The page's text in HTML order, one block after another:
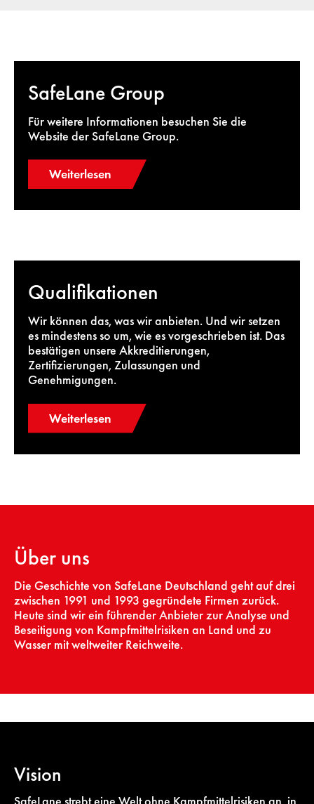
SafeLane Group
Für weitere Informationen besuchen Sie die
Website der SafeLane Group.
Weiterlesen
Qualifikationen
Wir können das, was wir anbieten. Und wir setzen
es mindestens so um, wie es vorgeschrieben ist. Das
bestätigen unsere Akkreditierungen,
Zertifizierungen, Zulassungen und
Genehmigungen.
Weiterlesen
Über uns
Die Geschichte von SafeLane Deutschland geht auf drei
zwischen 1991 und 1993 gegründete Firmen zurück.
Heute sind wir ein führender Anbieter zur Analyse und
Beseitigung von Kampfmittelrisiken an Land und zu
Wasser mit weltweiter Reichweite.
Vision